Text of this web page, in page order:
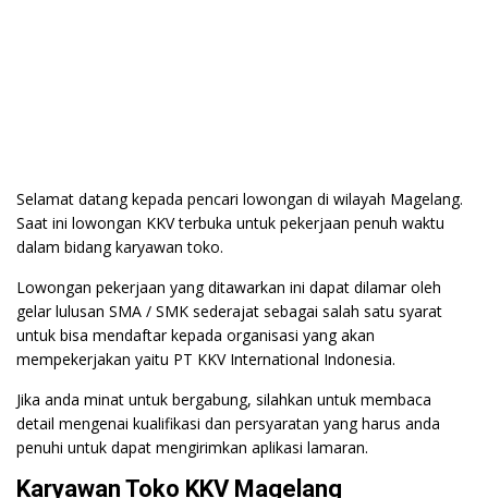
Selamat datang kepada pencari lowongan di wilayah Magelang.
Saat ini lowongan KKV terbuka untuk pekerjaan penuh waktu
dalam bidang karyawan toko.
Lowongan pekerjaan yang ditawarkan ini dapat dilamar oleh
gelar lulusan SMA / SMK sederajat sebagai salah satu syarat
untuk bisa mendaftar kepada organisasi yang akan
mempekerjakan yaitu PT KKV International Indonesia.
Jika anda minat untuk bergabung, silahkan untuk membaca
detail mengenai kualifikasi dan persyaratan yang harus anda
penuhi untuk dapat mengirimkan aplikasi lamaran.
Karyawan Toko KKV Magelang